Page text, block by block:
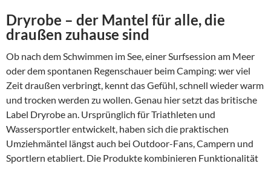
Dryrobe – der Mantel für alle, die
draußen zuhause sind
Ob nach dem Schwimmen im See, einer Surfsession am Meer
oder dem spontanen Regenschauer beim Camping: wer viel
Zeit draußen verbringt, kennt das Gefühl, schnell wieder warm
und trocken werden zu wollen. Genau hier setzt das britische
Label Dryrobe an. Ursprünglich für Triathleten und
Wassersportler entwickelt, haben sich die praktischen
Umziehmäntel längst auch bei Outdoor-Fans, Campern und
Sportlern etabliert. Die Produkte kombinieren Funktionalität